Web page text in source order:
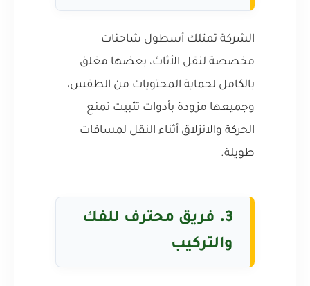
الشركة تمتلك أسطول شاحنات
مخصصة لنقل الأثاث، بعضها مغلق
بالكامل لحماية المحتويات من الطقس،
وجميعها مزودة بأدوات تثبيت تمنع
الحركة والانزلاق أثناء النقل لمسافات
طويلة.
3.
فريق محترف للفك
والتركيب